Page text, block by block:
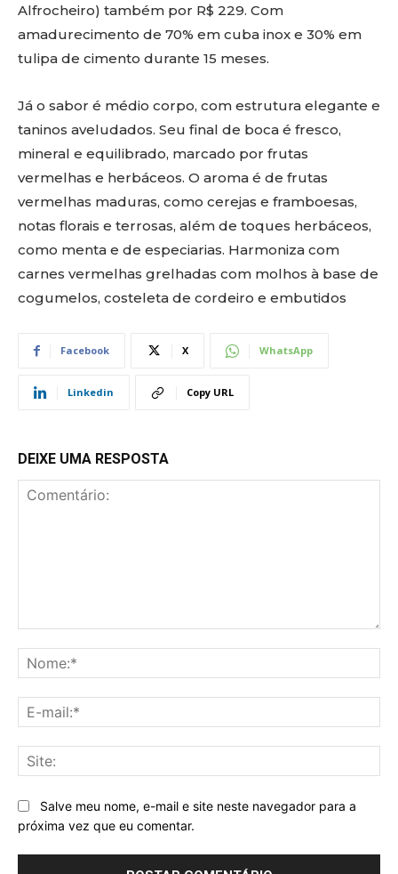
Alfrocheiro) também por R$ 229. Com
amadurecimento de 70% em cuba inox e 30% em
tulipa de cimento durante 15 meses.
Já o sabor é médio corpo, com estrutura elegante e
taninos aveludados. Seu final de boca é fresco,
mineral e equilibrado, marcado por frutas
vermelhas e herbáceos. O aroma é de frutas
vermelhas maduras, como cerejas e framboesas,
notas florais e terrosas, além de toques herbáceos,
como menta e de especiarias. Harmoniza com
carnes vermelhas grelhadas com molhos à base de
cogumelos, costeleta de cordeiro e embutidos
Facebook X WhatsApp
Linkedin Copy URL
DEIXE UMA RESPOSTA
Salve meu nome, e-mail e site neste navegador para a
próxima vez que eu comentar.